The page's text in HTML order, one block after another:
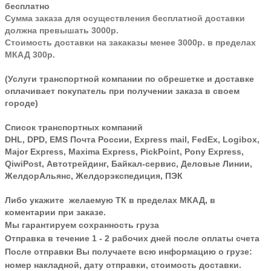
бесплатно
Сумма заказа для осуществления бесплатной доставки
должна превышать 3000р.
Стоимость доставки на закаказы менее 3000р. в пределах
МКАД 300р.
(Услуги транспортной компании по обрешетке и доставке
оплачивает покупатель при получении заказа в своем
городе)
Список транспортных компаний
DHL, DPD, EMS Почта России, Express mail, FedEx, Logibox,
Major Express, Maxima Express, PickPoint, Pony Express,
QiwiPost, Автотрейдинг, Байкал-сервис, Деловые Линии,
ЖелдорАльянс, Желдорэкспедиция, ПЭК
Либо укажите желаемую ТК в пределах МКАД, в
коментарии при заказе.
Мы гарантируем сохранность груза
Отправка в течение 1 - 2 рабочих дней после оплаты счета
После отправки Вы получаете всю информацию о грузе:
номер накладной, дату отправки, стоимость доставки.